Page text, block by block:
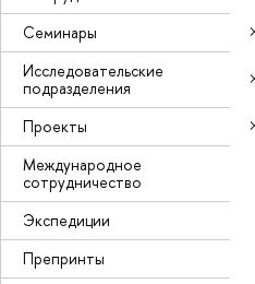
Семинары
Исследовательские
подразделения
Проекты
Международное
сотрудничество
Экспедиции
Препринты